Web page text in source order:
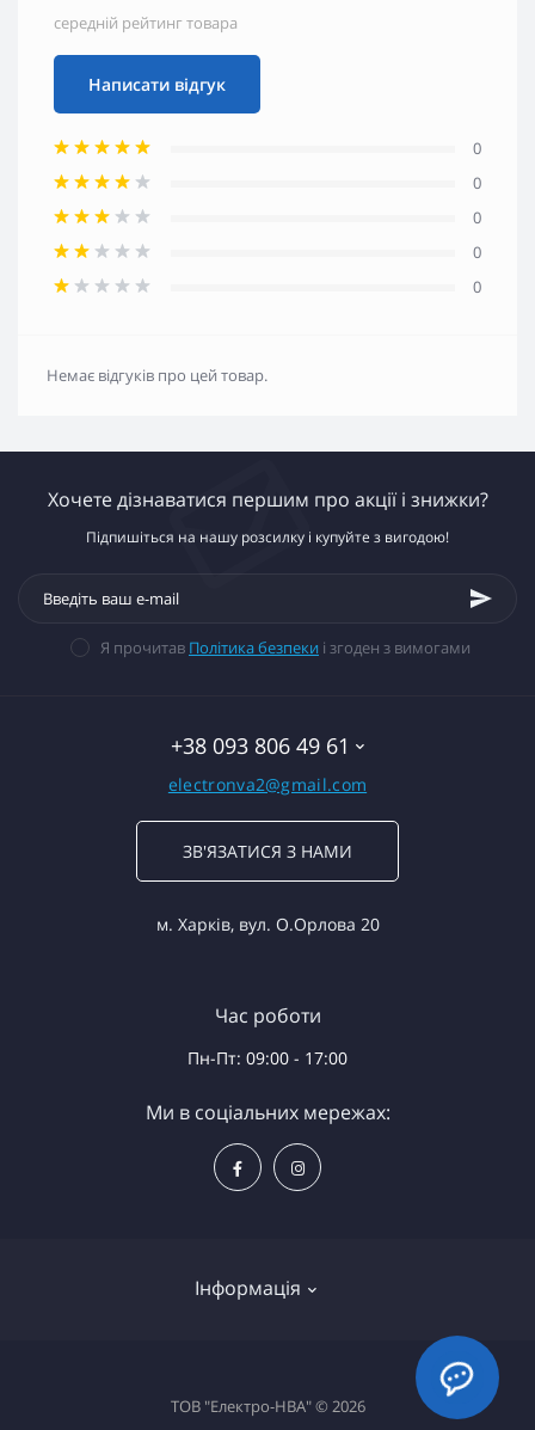
середній рейтинг товара
Написати відгук
0
0
0
0
0
Немає відгуків про цей товар.
Хочете дізнаватися першим про акції і знижки?
Підпишіться на нашу розсилку і купуйте з вигодою!
Я прочитав Політика безпеки і згоден з вимогами
+38 093 806 49 61
electronva2@gmail.com
ЗВ'ЯЗАТИСЯ З НАМИ
м. Харків, вул. О.Орлова 20
Інформація
Доставка та оплата
Час роботи
Пн-Пт: 09:00 - 17:00
Ми в соціальних мережах:
ТОВ "Електро-НВА" © 2026